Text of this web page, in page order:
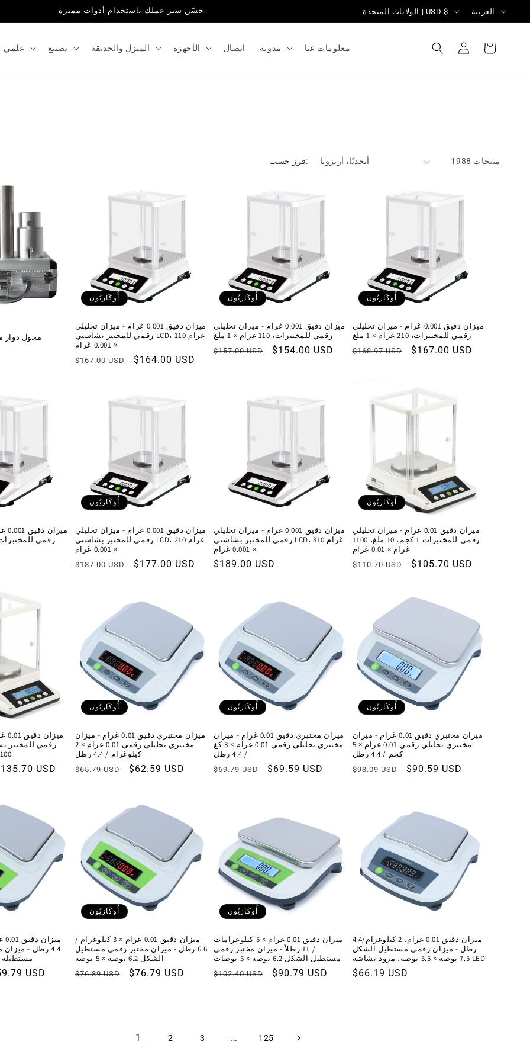
حسّن سير عملك باستخدام أدوات مميزة.
ل
م
الولايات المتحدة | USD $
غ
ة
العربية
علمي تصنيع المنزل والحديقة الأجهزة اتصال مدونة معلومات عنا
الدخول
العربة
فرز حسب: 1988 منتجات
0 # محول
أُوكَازيُون
ميزان دقيق 0.001 غرام - ميزان تحليلي
رقمي للمختبر بشاشتي LCD، 110 غرام
× 0.001 غرام
السعر
$167.00 USD
سعر
$164.00 USD
أُوكَازيُون
ميزان دقيق 0.001 غرام - ميزان تحليلي
رقمي للمختبرات، 110 غرام × 1 ملغ
السعر
$157.00 USD
سعر
$154.00 USD
أُوكَازيُون
ميزان دقيق 0.001 غرام - ميزان تحليلي
رقمي للمختبرات، 210 غرام × 1 ملغ
السعر
$168.97 USD
سعر
$167.00 USD
رقمي للمختبرات، 310 غرام × 1
أُوكَازيُون
ميزان دقيق 0.001 غرام - ميزان تحليلي
رقمي للمختبر بشاشتي LCD، 210 غرام
× 0.001 غرام
السعر
$187.00 USD
سعر
$177.00 USD
ميزان دقيق 0.001 غرام - ميزان تحليلي
رقمي للمختبر بشاشتي LCD، 310 غرام
× 0.001 غرام
السعر
$189.00 USD
أُوكَازيُون
ميزان دقيق 0.01 غرام - ميزان تحليلي
رقمي للمختبرات 1 كجم، 10 ملغ، 1100
غرام × 0.01 غرام
السعر
$110.70 USD
سعر
$105.70 USD
2100 غرام ×
USD
أُوكَازيُون
ميزان مختبري دقيق 0.01 غرام - ميزان
مختبري تحليلي رقمي 0.01 غرام × 2
كيلوغرام / 4.4 رطل
السعر
$65.79 USD
سعر
$62.59 USD
أُوكَازيُون
ميزان مختبري دقيق 0.01 غرام - ميزان
مختبري تحليلي رقمي 0.01 غرام × 3 كغ
/ 4.4 رطل
السعر
$69.79 USD
سعر
$69.59 USD
أُوكَازيُون
ميزان مختبري دقيق 0.01 غرام - ميزان
مختبري تحليلي رقمي 0.01 غرام × 5
كجم / 4.4 رطل
السعر
$93.09 USD
سعر
$90.59 USD
4.4 رطل -
مستطيلة 6.2 بوصة × 5 بوصة
USD
أُوكَازيُون
ميزان دقيق 0.01 غرام × 3 كيلوغرام /
6.6 رطل - ميزان مختبر رقمي مستطيل
الشكل 6.2 بوصة × 5 بوصة
السعر
$76.89 USD
سعر
$76.79 USD
أُوكَازيُون
ميزان دقيق 0.01 غرام × 5 كيلوغرامات
/ 11 رطلاً - ميزان مختبر رقمي
مستطيل الشكل 6.2 بوصة × 5 بوصات
السعر
$102.40 USD
سعر
$90.79 USD
ميزان دقيق 0.01 غرام، 2 كيلوغرام/4.4
رطل - ميزان رقمي مستطيل الشكل
7.5 بوصة × 5.5 بوصة، مزود بشاشة LED
السعر
$66.19 USD
1 2 3 … 125